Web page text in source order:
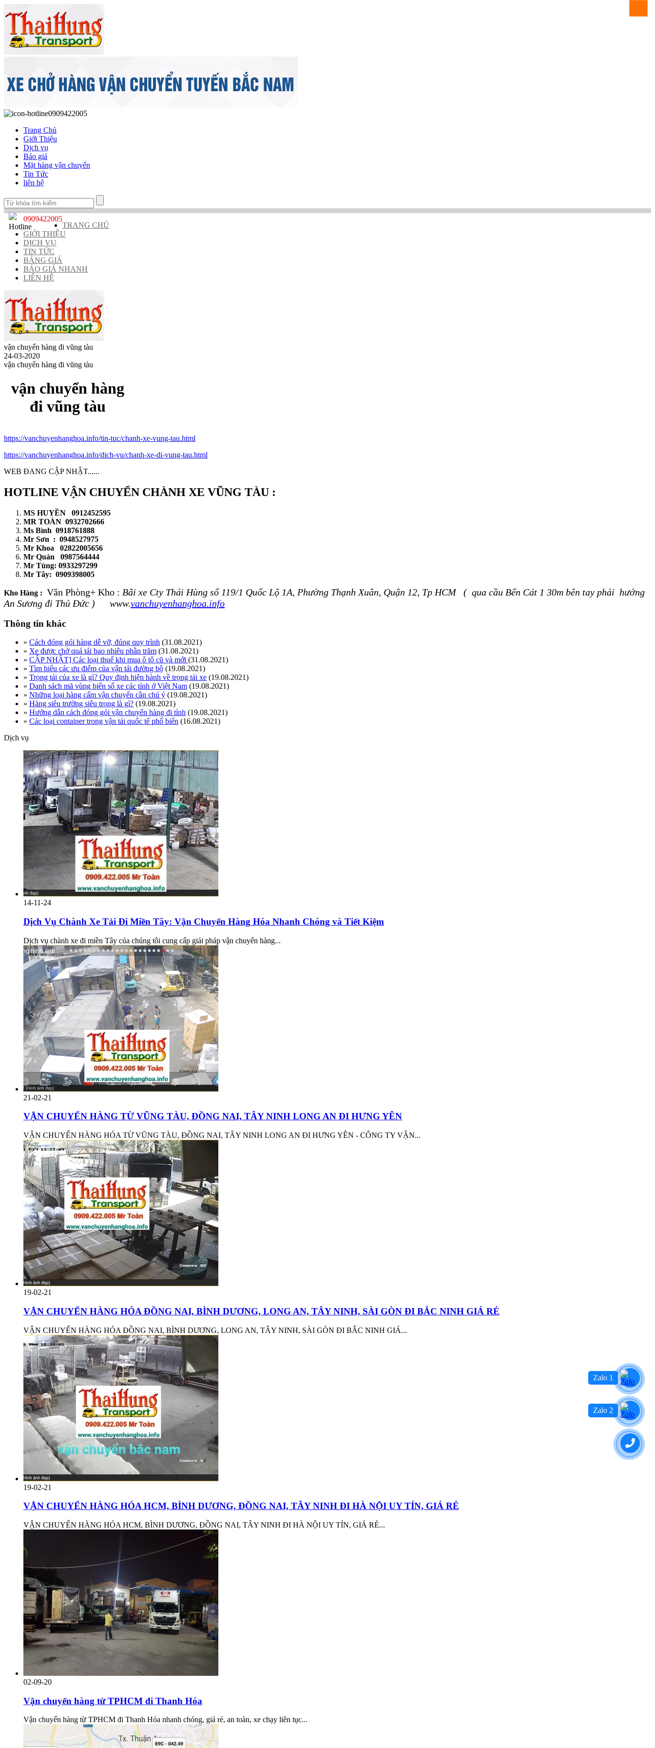
0909422005
Trang Chủ
Giới Thiệu
Dịch vụ
Báo giá
Mặt hàng vận chuyển
Tin Tức
liên hệ
0909422005
TRANG CHỦ
GIỚI THIỆU
DỊCH VỤ
TIN TỨC
BẢNG GIÁ
BÁO GIÁ NHANH
LIÊN HỆ
vận chuyển hàng đi vũng tàu
24-03-2020
vận chuyển hàng đi vũng tàu
vận chuyển hàng
đi vũng tàu
https://vanchuyenhanghoa.info/tin-tuc/chanh-xe-vung-tau.html
https://vanchuyenhanghoa.info/dich-vu/chanh-xe-di-vung-tau.html
WEB ĐANG CẬP NHẬT......
HOTLINE VẬN CHUYỂN CHÀNH XE VŨNG TÀU :
MS HUYỀN 0912452595
MR TOÀN 0932702666
Ms Bình 0918761888
Mr Sơn : 0948527975
Mr Khoa 02822005656
Mr Quán 0987564444
Mr Tùng: 0933297299
Mr Tây: 0909398005
Kho Hàng : Văn Phòng+ Kho : Bãi xe Cty Thái Hùng số 119/1 Quốc Lộ 1A, Phường Thạnh Xuân, Quận 12, Tp HCM ( qua cầu Bến Cát 1 30m bên tay phải hướng
An Sương đi Thủ Đức ) www.vanchuyenhanghoa.info
Thông tin khác
» Cách đóng gói hàng dễ vỡ, đúng quy trình (31.08.2021)
» Xe được chở quá tải bao nhiêu phần trăm (31.08.2021)
» CẬP NHẬT] Các loại thuế khi mua ô tô cũ và mới (31.08.2021)
» Tìm hiểu các ưu điểm của vận tải đường bộ (19.08.2021)
» Trọng tải của xe là gì? Quy định hiện hành về trọng tải xe (19.08.2021)
» Danh sách mã vùng biển số xe các tỉnh ở Việt Nam (19.08.2021)
» Những loại hàng cấm vận chuyển cần chú ý (19.08.2021)
» Hàng siêu trường siêu trọng là gì? (19.08.2021)
» Hướng dẫn cách đóng gói vận chuyển hàng đi tỉnh (19.08.2021)
» Các loại container trong vận tải quốc tế phổ biến (16.08.2021)
Dịch vụ
14-11-24
Dịch Vụ Chành Xe Tải Đi Miền Tây: Vận Chuyển Hàng Hóa Nhanh Chóng và Tiết Kiệm
Dịch vụ chành xe đi miền Tây của chúng tôi cung cấp giải pháp vận chuyển hàng...
21-02-21
VẬN CHUYỂN HÀNG TỪ VŨNG TÀU, ĐỒNG NAI, TÂY NINH LONG AN ĐI HƯNG YÊN
VẬN CHUYỂN HÀNG HÓA TỪ VŨNG TÀU, ĐỒNG NAI, TÂY NINH LONG AN ĐI HƯNG YÊN - CÔNG TY VẬN...
19-02-21
VẬN CHUYỂN HÀNG HÓA ĐỒNG NAI, BÌNH DƯƠNG, LONG AN, TÂY NINH, SÀI GÒN ĐI BẮC NINH GIÁ RẺ
VẬN CHUYỂN HÀNG HÓA ĐỒNG NAI, BÌNH DƯƠNG, LONG AN, TÂY NINH, SÀI GÒN ĐI BẮC NINH GIÁ...
19-02-21
VẬN CHUYỂN HÀNG HÓA HCM, BÌNH DƯƠNG, ĐỒNG NAI, TÂY NINH ĐI HÀ NỘI UY TÍN, GIÁ RẺ
VẬN CHUYỂN HÀNG HÓA HCM, BÌNH DƯƠNG, ĐỒNG NAI, TÂY NINH ĐI HÀ NỘI UY TÍN, GIÁ RẺ...
02-09-20
Vận chuyển hàng từ TPHCM đi Thanh Hóa
Vận chuyển hàng từ TPHCM đi Thanh Hóa nhanh chóng, giá rẻ, an toàn, xe chạy liên tục...
Zalo 1
Zalo 2